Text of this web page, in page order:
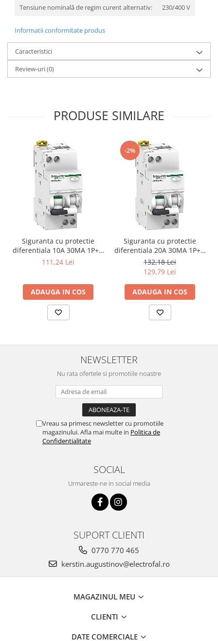
Tensiune nominală de regim curent alternativ:
230/400 V
Informatii conformitate produs
Caracteristici
Review-uri(0)
PRODUSE SIMILARE
Siguranta cu protectie
diferentiala 10A 30MA 1P+N
SCHNEIDER A9D34610
111,24 Lei
ADAUGA IN COS
-2%
Siguranta cu protectie
diferentiala 20A 30MA 1P+N
SCHNEIDER A9D34620
132,18 Lei
129,79 Lei
ADAUGA IN COS
NEWSLETTER
Nu rata ofertele si promotiile noastre
Vreau sa primesc newsletter cu promotiile
magazinului. Afla mai multe in Politica de
Confidentialitate
SOCIAL
Urmareste-ne in social media
SUPORT CLIENTI
0770 770 465
kerstin.augustinov@electrofal.ro
MAGAZINUL MEU
CLIENTI
DATE COMERCIALE